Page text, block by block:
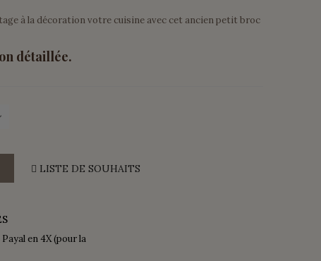
à la décoration votre cuisine avec cet ancien petit broc
détaillée.
LISTE DE SOUHAITS
en 4X (pour la